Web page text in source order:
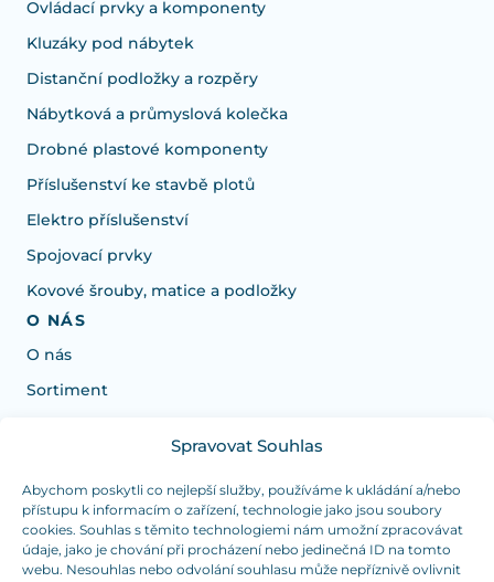
Spravovat Souhlas
Abychom poskytli co nejlepší služby, používáme k ukládání a/nebo
přístupu k informacím o zařízení, technologie jako jsou soubory
cookies. Souhlas s těmito technologiemi nám umožní zpracovávat
údaje, jako je chování při procházení nebo jedinečná ID na tomto
webu. Nesouhlas nebo odvolání souhlasu může nepříznivě ovlivnit
Ovládací prvky a komponenty
Kluzáky pod nábytek
Distanční podložky a rozpěry
Nábytková a průmyslová kolečka
Drobné plastové komponenty
Příslušenství ke stavbě plotů
Elektro příslušenství
Spojovací prvky
Kovové šrouby, matice a podložky
O NÁS
O nás
Sortiment
Potřebujete poradit s výběrem?
Jsme tu pro vás Pondělí-Čtvrtek od: 7:30 - 15:30 hodin
a Pátek od 7:30 - 14:30 hodin
info@dualpraha.cz +420 725 802 767